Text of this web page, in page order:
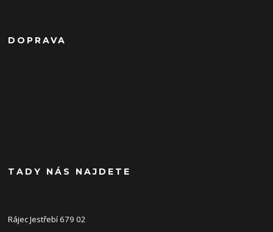
DOPRAVA
TADY NÁS NAJDETE
Rájec Jestřebí 679 02